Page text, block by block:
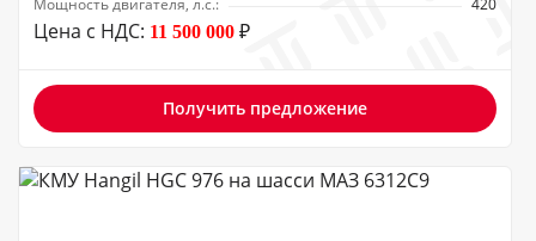
Мощность двигателя, л.с.:
420
Цена с НДС: 11 500 000 ₽
Получить предложение